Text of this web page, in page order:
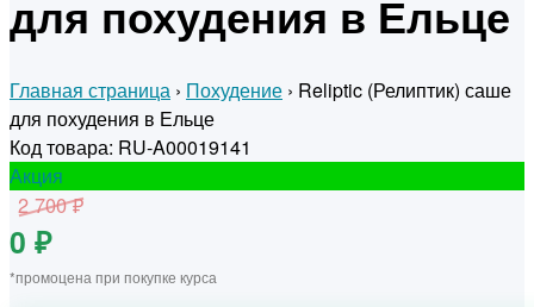
для похудения в Ельце
Главная страница › Похудение › Reliptic (Релиптик) саше
для похудения в Ельце
Код товара: RU-A00019141
Акция
2 700 ₽
0 ₽
*промоцена при покупке курса